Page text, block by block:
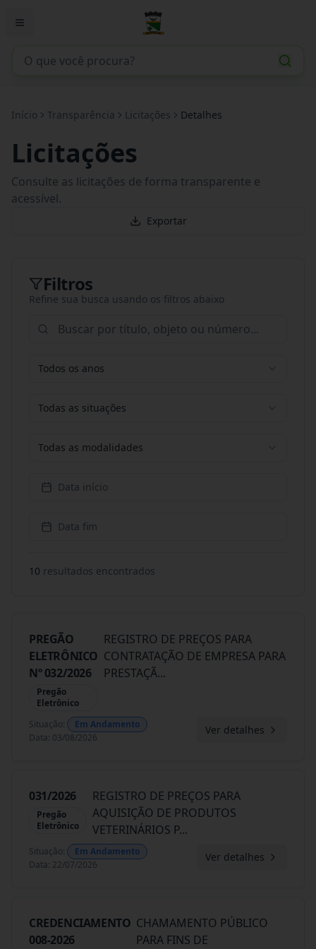
Início Transparência Licitações Detalhes
Licitações
Consulte as licitações de forma transparente e
acessível.
Exportar
Filtros
Refine sua busca usando os filtros abaixo
Todos os anos
Todas as situações
Todas as modalidades
Data início
Data fim
10 resultados encontrados
PREGÃO
ELETRÔNICO
Nº 032/2026
Pregão
Eletrônico
REGISTRO DE PREÇOS PARA
CONTRATAÇÃO DE EMPRESA PARA
PRESTAÇÃ...
Situação:
Em Andamento
Data: 03/08/2026
Ver detalhes
031/2026
Pregão
Eletrônico
REGISTRO DE PREÇOS PARA
AQUISIÇÃO DE PRODUTOS
VETERINÁRIOS P...
Situação:
Em Andamento
Data: 22/07/2026
Ver detalhes
CREDENCIAMENTO
008-2026
CHAMAMENTO PÚBLICO
PARA FINS DE